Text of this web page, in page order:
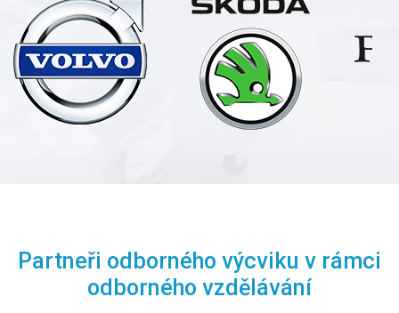
Partneři odborného výcviku v rámci
odborného vzdělávání